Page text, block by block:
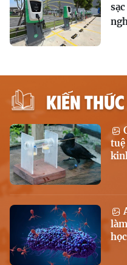
KIẾN
học